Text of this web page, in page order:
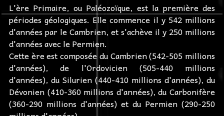
L'ère Primaire, ou Paléozoïque, est la première des
périodes géologiques. Elle commence il y 542 millions
d'années par le Cambrien, et s'achève il y 250 millions
d'années avec le Permien.
Cette ère est composée du Cambrien (542-505 millions
d'années), de l'Ordovicien (505-440 millions
d'années), du Silurien (440-410 millions d'années), du
Dévonien (410-360 millions d'années), du Carbonifère
(360-290 millions d'années) et du Permien (290-250